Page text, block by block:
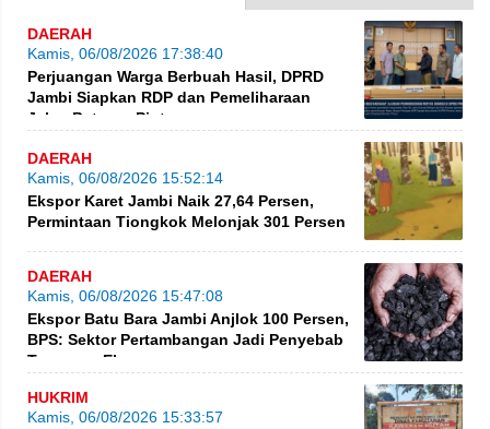
DAERAH
Kamis, 06/08/2026 17:38:40
Perjuangan Warga Berbuah Hasil, DPRD
Jambi Siapkan RDP dan Pemeliharaan
Jalan Betung–Pintas
DAERAH
Kamis, 06/08/2026 15:52:14
Ekspor Karet Jambi Naik 27,64 Persen,
Permintaan Tiongkok Melonjak 301 Persen
DAERAH
Kamis, 06/08/2026 15:47:08
Ekspor Batu Bara Jambi Anjlok 100 Persen,
BPS: Sektor Pertambangan Jadi Penyebab
Turunnya Ekspor
HUKRIM
Kamis, 06/08/2026 15:33:57